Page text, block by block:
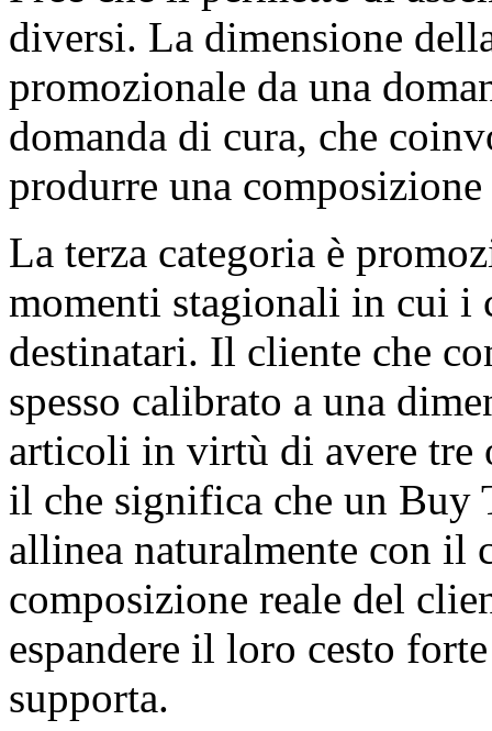
diversi. La dimensione
promozionale da una
domanda di cura, che
produrre una
La terza categoria è
momenti stagionali in cui i
destinatari. Il cliente che
spesso calibrato a una
articoli in virtù di avere tre
il che significa che un Buy
allinea naturalmente con il
composizione reale del
espandere il loro cesto
supporta.